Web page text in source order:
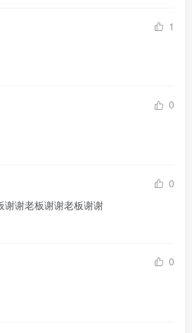
1
0
0
谢谢老板谢谢老板谢谢
0